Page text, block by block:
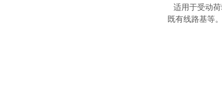
适用于受动荷
既有线路基等